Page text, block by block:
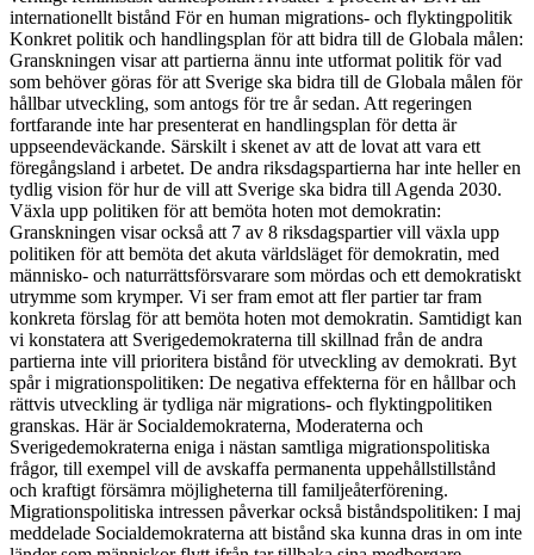
internationellt bistånd För en human migrations- och flyktingpolitik
Konkret politik och handlingsplan för att bidra till de Globala målen:
Granskningen visar att partierna ännu inte utformat politik för vad
som behöver göras för att Sverige ska bidra till de Globala målen för
hållbar utveckling, som antogs för tre år sedan. Att regeringen
fortfarande inte har presenterat en handlingsplan för detta är
uppseendeväckande. Särskilt i skenet av att de lovat att vara ett
föregångsland i arbetet. De andra riksdagspartierna har inte heller en
tydlig vision för hur de vill att Sverige ska bidra till Agenda 2030.
Växla upp politiken för att bemöta hoten mot demokratin:
Granskningen visar också att 7 av 8 riksdagspartier vill växla upp
politiken för att bemöta det akuta världsläget för demokratin, med
människo- och naturrättsförsvarare som mördas och ett demokratiskt
utrymme som krymper. Vi ser fram emot att fler partier tar fram
konkreta förslag för att bemöta hoten mot demokratin. Samtidigt kan
vi konstatera att Sverigedemokraterna till skillnad från de andra
partierna inte vill prioritera bistånd för utveckling av demokrati. Byt
spår i migrationspolitiken: De negativa effekterna för en hållbar och
rättvis utveckling är tydliga när migrations- och flyktingpolitiken
granskas. Här är Socialdemokraterna, Moderaterna och
Sverigedemokraterna eniga i nästan samtliga migrationspolitiska
frågor, till exempel vill de avskaffa permanenta uppehållstillstånd
och kraftigt försämra möjligheterna till familjeåterförening.
Migrationspolitiska intressen påverkar också biståndspolitiken: I maj
meddelade Socialdemokraterna att bistånd ska kunna dras in om inte